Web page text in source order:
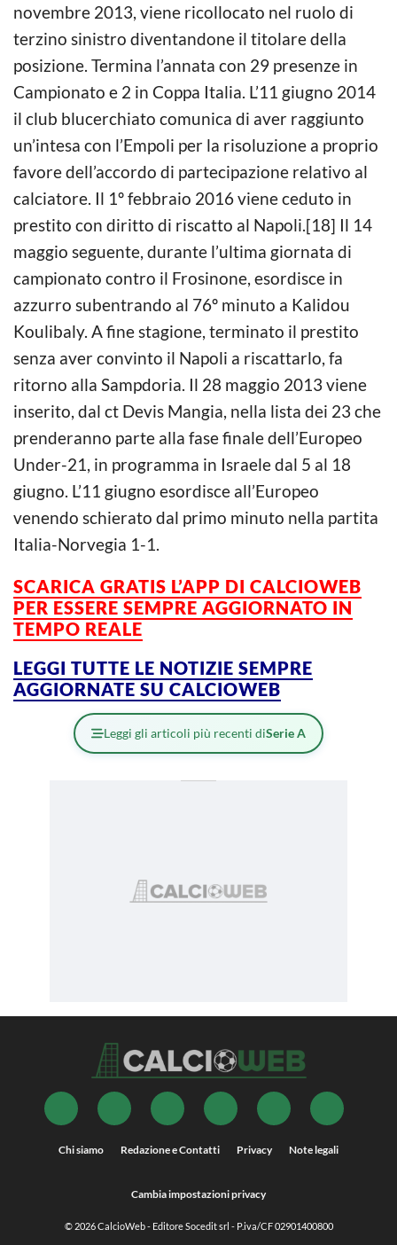
novembre 2013, viene ricollocato nel ruolo di
terzino sinistro diventandone il titolare della
posizione. Termina l’annata con 29 presenze in
Campionato e 2 in Coppa Italia. L’11 giugno 2014
il club blucerchiato comunica di aver raggiunto
un’intesa con l’Empoli per la risoluzione a proprio
favore dell’accordo di partecipazione relativo al
calciatore. Il 1º febbraio 2016 viene ceduto in
prestito con diritto di riscatto al Napoli.[18] Il 14
maggio seguente, durante l’ultima giornata di
campionato contro il Frosinone, esordisce in
azzurro subentrando al 76º minuto a Kalidou
Koulibaly. A fine stagione, terminato il prestito
senza aver convinto il Napoli a riscattarlo, fa
ritorno alla Sampdoria. Il 28 maggio 2013 viene
inserito, dal ct Devis Mangia, nella lista dei 23 che
prenderanno parte alla fase finale dell’Europeo
Under-21, in programma in Israele dal 5 al 18
giugno. L’11 giugno esordisce all’Europeo
venendo schierato dal primo minuto nella partita
Italia-Norvegia 1-1.
SCARICA GRATIS L’APP DI CALCIOWEB
PER ESSERE SEMPRE AGGIORNATO IN
TEMPO REALE
LEGGI TUTTE LE NOTIZIE SEMPRE
AGGIORNATE SU CALCIOWEB
Leggi gli articoli più recenti diSerie A
Chi siamo Redazione e Contatti Privacy Note legali
Cambia impostazioni privacy
© 2026CalcioWeb- Editore Socedit srl - P.iva/CF 02901400800